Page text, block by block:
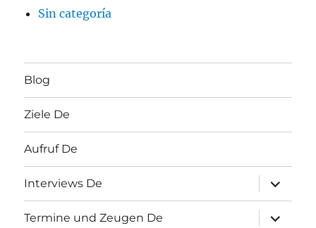
Sin categoría
Blog
Ziele De
Aufruf De
Interviews De
öffnen
Termine und Zeugen De